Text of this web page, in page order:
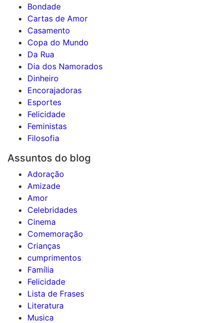
Bondade
Cartas de Amor
Casamento
Copa do Mundo
Da Rua
Dia dos Namorados
Dinheiro
Encorajadoras
Esportes
Felicidade
Feministas
Filosofia
Assuntos do blog
Adoração
Amizade
Amor
Celebridades
Cinema
Comemoração
Crianças
cumprimentos
Família
Felicidade
Lista de Frases
Literatura
Musica